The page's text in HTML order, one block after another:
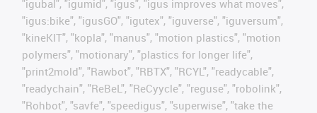
"igubal", "igumid", "igus", "igus improves what moves",
"igus:bike", "igusGO", "igutex", "iguverse", "iguversum",
"kineKIT", "kopla", "manus", "motion plastics", "motion
polymers", "motionary", "plastics for longer life",
"print2mold", "Rawbot", "RBTX", "RCYL", "readycable",
"readychain", "ReBeL", "ReCyycle", "reguse", "robolink",
"Rohbot", "savfe", "speedigus", "superwise", "take the